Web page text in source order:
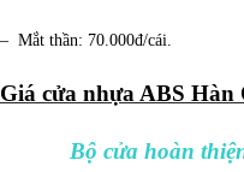
– Mắt thần: 70.000đ/cái.
Giá cửa nhựa ABS Hàn
Bộ cửa hoàn